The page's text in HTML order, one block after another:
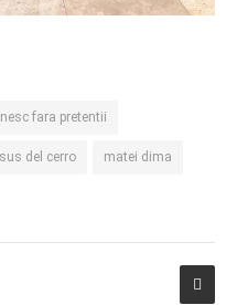
fara pretentii
del cerro matei dima